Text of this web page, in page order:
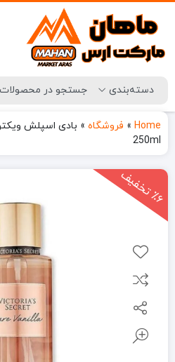
Home
» فروشگاه »
250ml
٪6
ت
خ
ف
یف